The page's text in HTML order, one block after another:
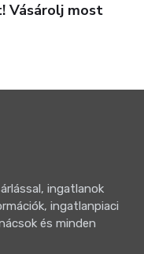
Elképesztő
ingatlanok
ingatlanpiaci
és minden